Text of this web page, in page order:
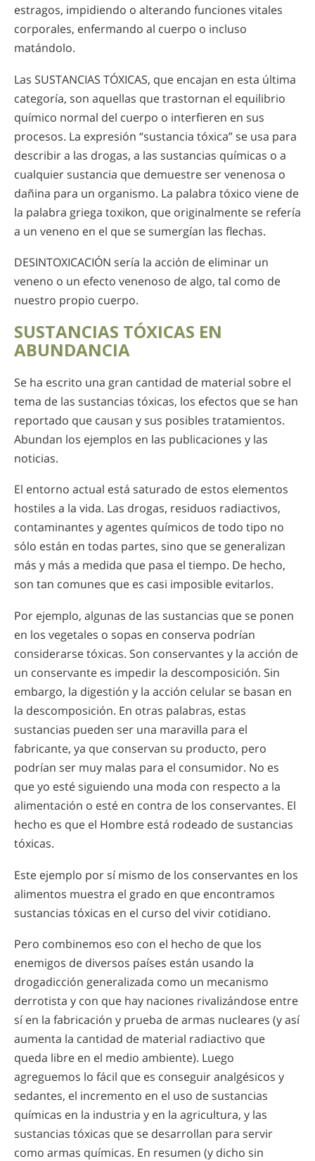
estragos, impidiendo o alterando funciones vitales
corporales, enfermando al cuerpo o incluso
matándolo.
Las SUSTANCIAS TÓXICAS, que encajan en esta última
categoría, son aquellas que trastornan el equilibrio
químico normal del cuerpo o interfieren en sus
procesos. La expresión “sustancia tóxica” se usa para
describir a las drogas, a las sustancias químicas o a
cualquier sustancia que demuestre ser venenosa o
dañina para un organismo. La palabra tóxico viene de
la palabra griega toxikon, que originalmente se refería
a un veneno en el que se sumergían las flechas.
DESINTOXICACIÓN sería la acción de eliminar un
veneno o un efecto venenoso de algo, tal como de
nuestro propio cuerpo.
SUSTANCIAS TÓXICAS EN
ABUNDANCIA
Se ha escrito una gran cantidad de material sobre el
tema de las sustancias tóxicas, los efectos que se han
reportado que causan y sus posibles tratamientos.
Abundan los ejemplos en las publicaciones y las
noticias.
El entorno actual está saturado de estos elementos
hostiles a la vida. Las drogas, residuos radiactivos,
contaminantes y agentes químicos de todo tipo no
sólo están en todas partes, sino que se generalizan
más y más a medida que pasa el tiempo. De hecho,
son tan comunes que es casi imposible evitarlos.
Por ejemplo, algunas de las sustancias que se ponen
en los vegetales o sopas en conserva podrían
considerarse tóxicas. Son conservantes y la acción de
un conservante es impedir la descomposición. Sin
embargo, la digestión y la acción celular se basan en
la descomposición. En otras palabras, estas
sustancias pueden ser una maravilla para el
fabricante, ya que conservan su producto, pero
podrían ser muy malas para el consumidor. No es
que yo esté siguiendo una moda con respecto a la
alimentación o esté en contra de los conservantes. El
hecho es que el Hombre está rodeado de sustancias
tóxicas.
Este ejemplo por sí mismo de los conservantes en los
alimentos muestra el grado en que encontramos
sustancias tóxicas en el curso del vivir cotidiano.
Pero combinemos eso con el hecho de que los
enemigos de diversos países están usando la
drogadicción generalizada como un mecanismo
derrotista y con que hay naciones rivalizándose entre
sí en la fabricación y prueba de armas nucleares (y así
aumenta la cantidad de material radiactivo que
queda libre en el medio ambiente). Luego
agreguemos lo fácil que es conseguir analgésicos y
sedantes, el incremento en el uso de sustancias
químicas en la industria y en la agricultura, y las
sustancias tóxicas que se desarrollan para servir
como armas químicas. En resumen (y dicho sin